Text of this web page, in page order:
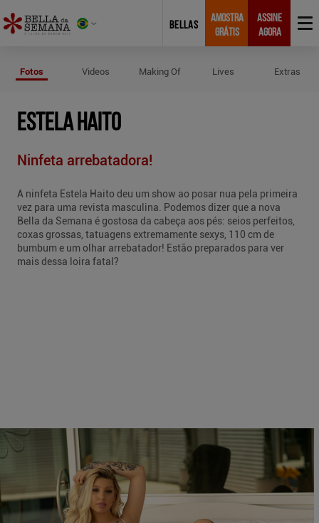
BELLAS
AMOSTRA
GRÁTIS
ASSINE
AGORA
Fotos Videos Making Of Lives Extras
ESTELA HAITO
Ninfeta arrebatadora!
A ninfeta Estela Haito deu um show ao posar nua pela primeira
vez para uma revista masculina. Podemos dizer que a nova
Bella da Semana é gostosa da cabeça aos pés: seios perfeitos,
coxas grossas, tatuagens extremamente sexys, 110 cm de
bumbum e um olhar arrebatador! Estão preparados para ver
mais dessa loira fatal?